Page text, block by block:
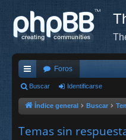
nl
ac
Foros
Buscar Identificarse
Índice general Buscar
Temas sin